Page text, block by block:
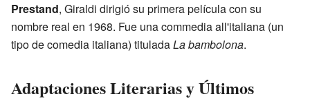
Prestand, Giraldi dirigió su primera película con su
nombre real en 1968. Fue una commedia all'italiana (un
tipo de comedia italiana) tituladaLa bambolona.
Adaptaciones Literarias y Últimos